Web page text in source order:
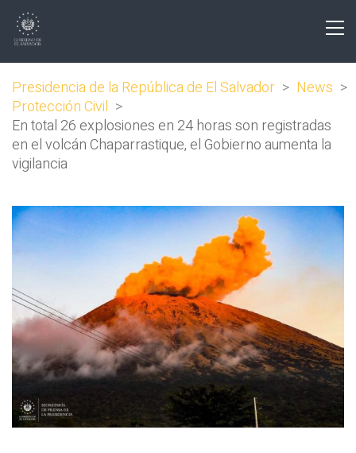
Presidencia de la República de El Salvador > News >
Protección Civil >
En total 26 explosiones en 24 horas son registradas
en el volcán Chaparrastique, el Gobierno aumenta la
vigilancia